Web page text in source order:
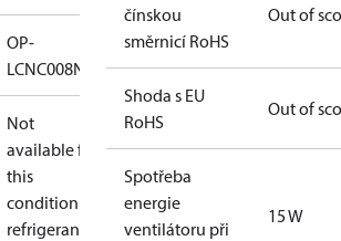
OP-
LCNC008NYA10G
Not
available for
this
condition /
refrigerant
čínskou
směrnicí RoHS
Out of
Shoda s EU
RoHS
Out of
Spotřeba
energie
ventilátoru při
15 W